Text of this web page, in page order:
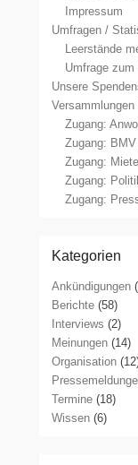
Impressum
Umfragen /
Leerstände
Umfrage zum
Unsere
Versammlungen
Zugang:
Zugang:
Zugang:
Zugang:
Zugang:
Kategorien
Ankündigungen
Berichte (58)
Interviews (2)
Meinungen (14)
Organisation
Termine (18)
Wissen (6)